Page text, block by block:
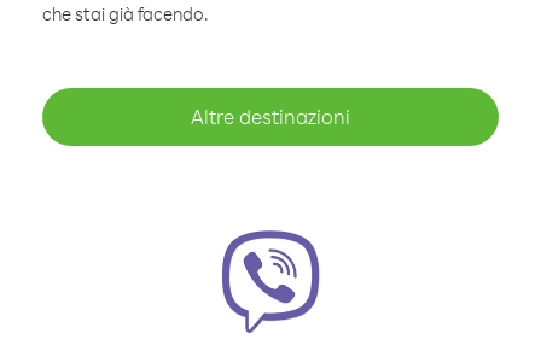
che stai già facendo.
Altre destinazioni